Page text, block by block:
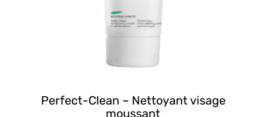
Perfect-Clean – Nettoyant visage
moussant